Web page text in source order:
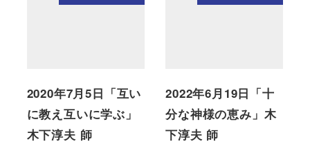
2020年7月5日「互い
に教え互いに学ぶ」
木下淳夫 師
2022年6月19日「十
分な神様の恵み」木
下淳夫 師